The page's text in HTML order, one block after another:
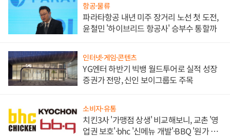
항공·물류
파라타항공 내년 미주 장거리 노선 첫 도전,
윤철민 '하이브리드 항공사' 승부수 통할까
인터넷·게임·콘텐츠
YG엔터 하반기 빅뱅 월드투어로 실적 성장
증권가 전망, 신인 보이그룹도 주목
소비자·유통
치킨3사 '가맹점 상생' 비교해보니, 교촌 '영
업권 보호'·bhc '신메뉴 개발'·BBQ '원가 부